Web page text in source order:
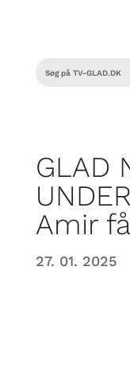
GLAD
Amir
27. 01. 2025